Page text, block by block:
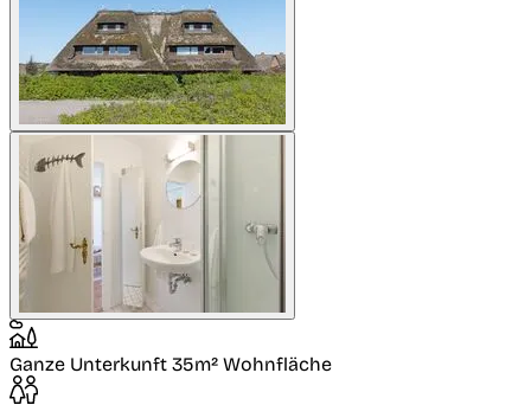
Ganze Unterkunft 35m² Wohnfläche